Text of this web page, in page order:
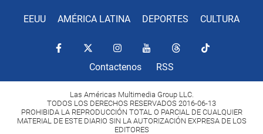
EEUU AMÉRICA LATINA DEPORTES CULTURA
Contactenos RSS
Las Américas Multimedia Group LLC.
TODOS LOS DERECHOS RESERVADOS 2016-06-13
PROHIBIDA LA REPRODUCCIÓN TOTAL O PARCIAL DE CUALQUIER
MATERIAL DE ESTE DIARIO SIN LA AUTORIZACIÓN EXPRESA DE LOS
EDITORES